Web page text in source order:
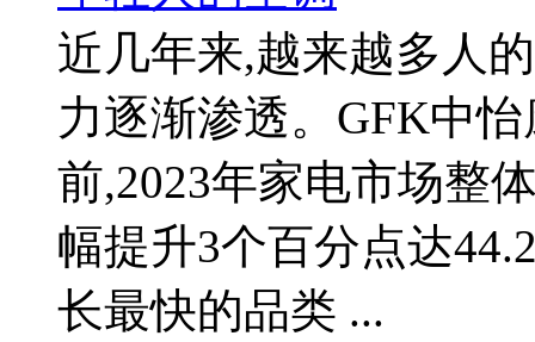
近几年来,越来越多人
力逐渐渗透。GFK中
前,2023年家电市场整
幅提升3个百分点达
长最快的品类 ...